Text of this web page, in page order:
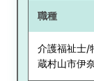
職種
介護福祉士/
蔵村山市伊